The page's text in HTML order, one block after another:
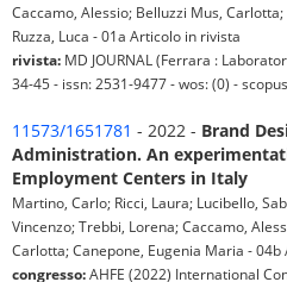
Caccamo, Alessio; Belluzzi Mus,
Ruzza, Luca - 01a Articolo in rivista
rivista: MD JOURNAL (Ferrara :
34-45 - issn: 2531-9477 - wos: (0) -
11573/1651781 - 2022 - Brand
Administration. An
Employment Centers in Italy
Martino, Carlo; Ricci, Laura; Lucibello,
Vincenzo; Trebbi, Lorena; Caccamo,
Carlotta; Canepone, Eugenia Maria -
congresso:AHFE (2022) International